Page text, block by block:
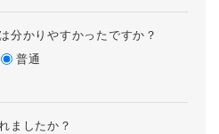
分かりやすかったですか？
普通
ましたか？